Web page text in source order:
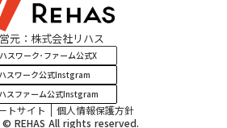
元：株式会社リハス
スワーク･ファーム公式X
スワーク公式Instgram
スファーム公式Instgram
トサイト
個人情報保護方針
REHAS All rights reserved.